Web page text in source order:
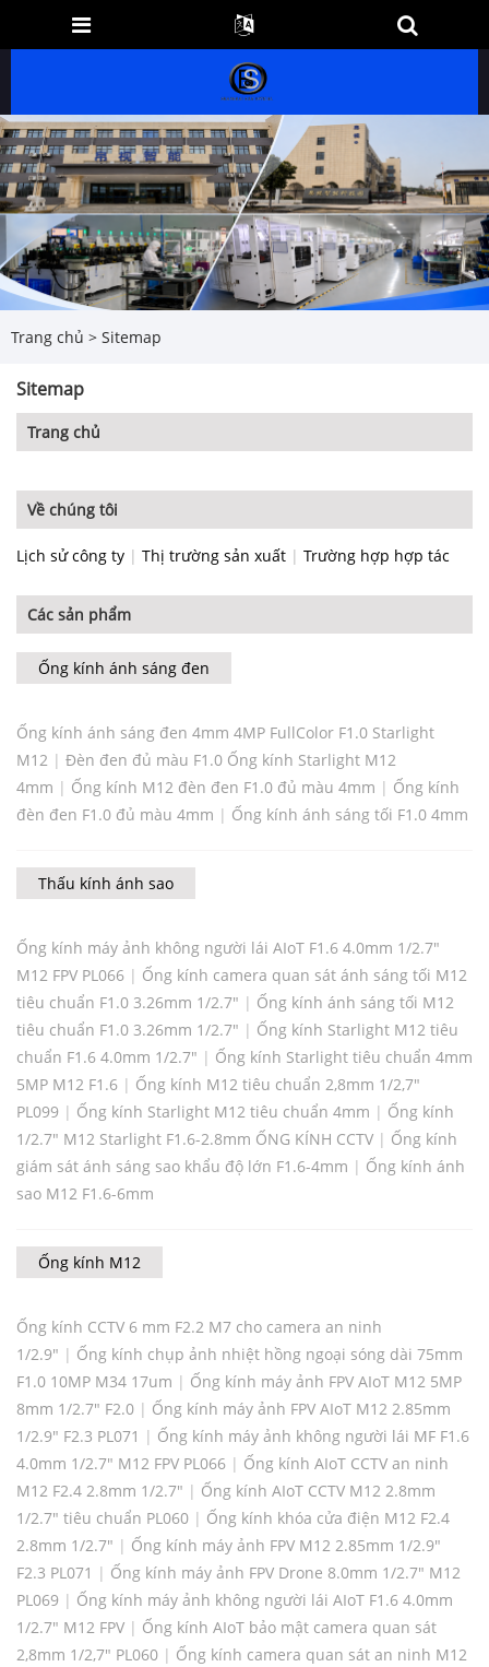
Trang chủ > Sitemap
Sitemap
Trang chủ
Về chúng tôi
Lịch sử công ty | Thị trường sản xuất | Trường hợp hợp tác
Các sản phẩm
Ống kính ánh sáng đen
Ống kính ánh sáng đen 4mm 4MP FullColor F1.0 Starlight
M12 | Đèn đen đủ màu F1.0 Ống kính Starlight M12
4mm | Ống kính M12 đèn đen F1.0 đủ màu 4mm | Ống kính
đèn đen F1.0 đủ màu 4mm | Ống kính ánh sáng tối F1.0 4mm
Thấu kính ánh sao
Ống kính máy ảnh không người lái AIoT F1.6 4.0mm 1/2.7"
M12 FPV PL066 | Ống kính camera quan sát ánh sáng tối M12
tiêu chuẩn F1.0 3.26mm 1/2.7" | Ống kính ánh sáng tối M12
tiêu chuẩn F1.0 3.26mm 1/2.7" | Ống kính Starlight M12 tiêu
chuẩn F1.6 4.0mm 1/2.7" | Ống kính Starlight tiêu chuẩn 4mm
5MP M12 F1.6 | Ống kính M12 tiêu chuẩn 2,8mm 1/2,7"
PL099 | Ống kính Starlight M12 tiêu chuẩn 4mm | Ống kính
1/2.7" M12 Starlight F1.6-2.8mm ỐNG KÍNH CCTV | Ống kính
giám sát ánh sáng sao khẩu độ lớn F1.6-4mm | Ống kính ánh
sao M12 F1.6-6mm
Ống kính M12
Ống kính CCTV 6 mm F2.2 M7 cho camera an ninh
1/2.9" | Ống kính chụp ảnh nhiệt hồng ngoại sóng dài 75mm
F1.0 10MP M34 17um | Ống kính máy ảnh FPV AIoT M12 5MP
8mm 1/2.7" F2.0 | Ống kính máy ảnh FPV AIoT M12 2.85mm
1/2.9" F2.3 PL071 | Ống kính máy ảnh không người lái MF F1.6
4.0mm 1/2.7" M12 FPV PL066 | Ống kính AIoT CCTV an ninh
M12 F2.4 2.8mm 1/2.7" | Ống kính AIoT CCTV M12 2.8mm
1/2.7" tiêu chuẩn PL060 | Ống kính khóa cửa điện M12 F2.4
2.8mm 1/2.7" | Ống kính máy ảnh FPV M12 2.85mm 1/2.9"
F2.3 PL071 | Ống kính máy ảnh FPV Drone 8.0mm 1/2.7" M12
PL069 | Ống kính máy ảnh không người lái AIoT F1.6 4.0mm
1/2.7" M12 FPV | Ống kính AIoT bảo mật camera quan sát
2,8mm 1/2,7" PL060 | Ống kính camera quan sát an ninh M12